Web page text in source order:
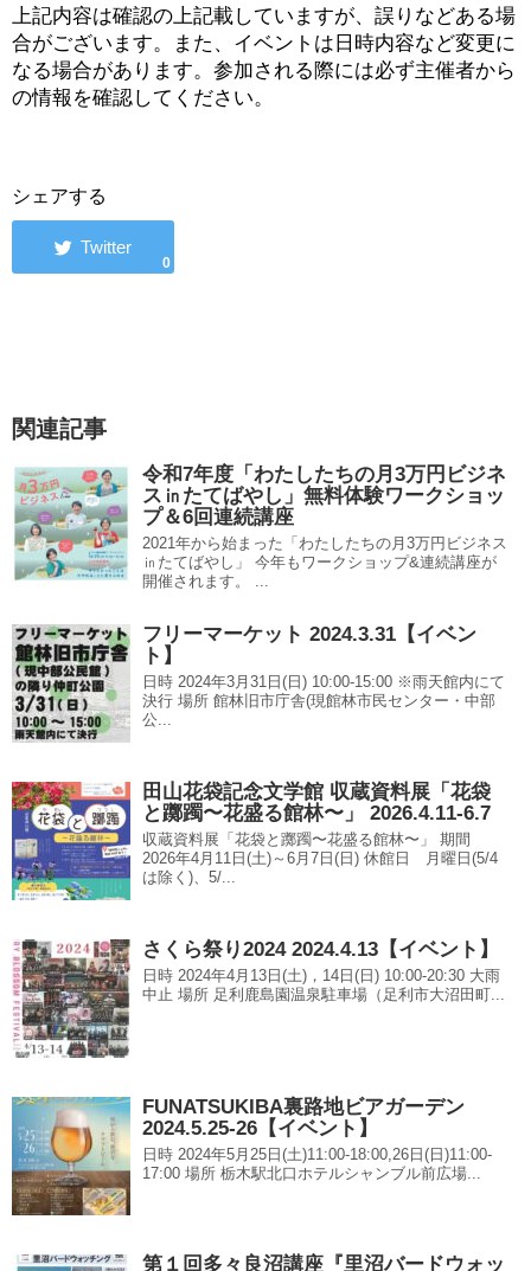
上記内容は確認の上記載していますが、誤りなどある場
合がございます。また、イベントは日時内容など変更に
なる場合があります。参加される際には必ず主催者から
の情報を確認してください。
シェアする
0
関連記事
令和7年度「わたしたちの月3万円ビジネ
ス㏌たてばやし」無料体験ワークショッ
プ＆6回連続講座
2021年から始まった「わたしたちの月3万円ビジネス
㏌たてばやし」 今年もワークショップ&連続講座が
開催されます。 ...
フリーマーケット 2024.3.31【イベン
ト】
日時 2024年3月31日(日) 10:00-15:00 ※雨天館内にて
決行 場所 館林旧市庁舎(現館林市民センター・中部
公...
田山花袋記念文学館 収蔵資料展「花袋
と躑躅〜花盛る館林〜」 2026.4.11-6.7
収蔵資料展「花袋と躑躅〜花盛る館林〜」 期間
2026年4月11日(土)～6月7日(日) 休館日 月曜日(5/4
は除く)、5/...
さくら祭り2024 2024.4.13【イベント】
日時 2024年4月13日(土)，14日(日) 10:00-20:30 大雨
中止 場所 足利鹿島園温泉駐車場（足利市大沼田町...
FUNATSUKIBA裏路地ビアガーデン
2024.5.25-26【イベント】
日時 2024年5月25日(土)11:00-18:00,26日(日)11:00-
17:00 場所 栃木駅北口ホテルシャンブル前広場...
第１回多々良沼講座『里沼バードウォッ